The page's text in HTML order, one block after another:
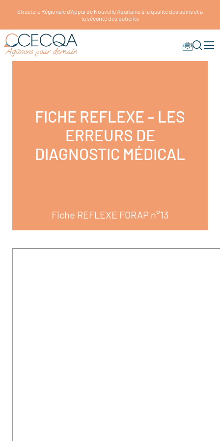
Structure Régionale d'Appui de Nouvelle Aquitaine à la qualité des soins et à
la sécurité des patients
FICHE REFLEXE – LES
ERREURS DE
DIAGNOSTIC MÉDICAL
Fiche REFLEXE FORAP n°13